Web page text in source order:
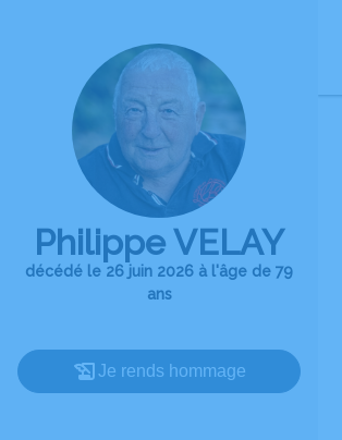
Philippe VELAY
décédé le 26 juin 2026 à l'âge de 79
ans
Je rends hommage